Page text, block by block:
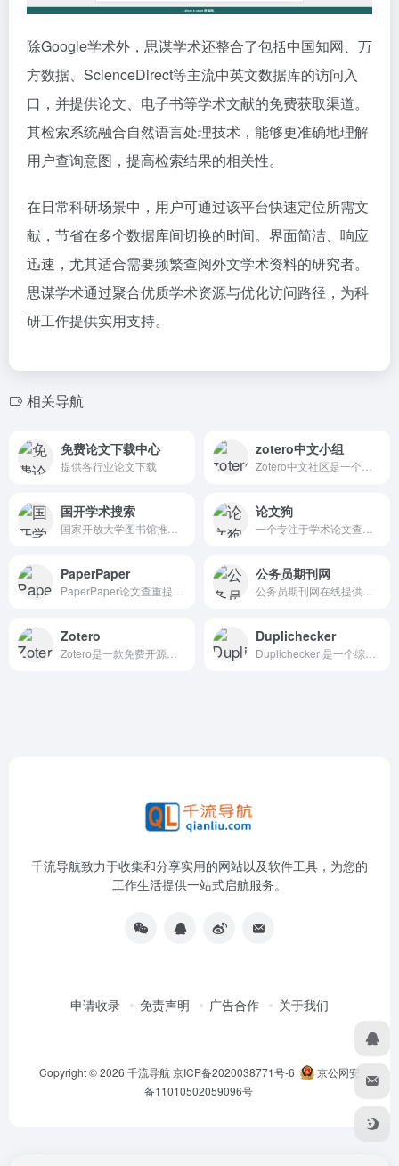
除Google学术外，思谋学术还整合了包括中国知网、万
方数据、ScienceDirect等主流中英文数据库的访问入
口，并提供论文、电子书等学术文献的免费获取渠道。
其检索系统融合自然语言处理技术，能够更准确地理解
用户查询意图，提高检索结果的相关性。
在日常科研场景中，用户可通过该平台快速定位所需文
献，节省在多个数据库间切换的时间。界面简洁、响应
迅速，尤其适合需要频繁查阅外文学术资料的研究者。
思谋学术通过聚合优质学术资源与优化访问路径，为科
研工作提供实用支持。
相关导航
免费论文下载中心
提供各行业论文下载
zotero中文小组
国开学术搜索 论文狗
PaperPaper 公务员期刊网
Zotero Duplichecker
千流导航致力于收集和分享实用的网站以及软件工具，为您的
工作生活提供一站式启航服务。
申请收录 免责声明 广告合作 关于我们
Copyright © 2026 千流导航京ICP备2020038771号-6
京公网安
备11010502059096号